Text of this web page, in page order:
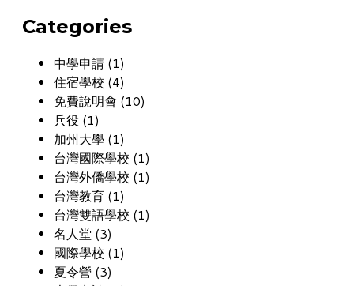
Categories
中學申請 (1)
住宿學校 (4)
免費說明會 (10)
兵役 (1)
加州大學 (1)
台灣國際學校 (1)
台灣外僑學校 (1)
台灣教育 (1)
台灣雙語學校 (1)
名人堂 (3)
國際學校 (1)
夏令營 (3)